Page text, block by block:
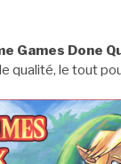
Games Done
qualité, le tout